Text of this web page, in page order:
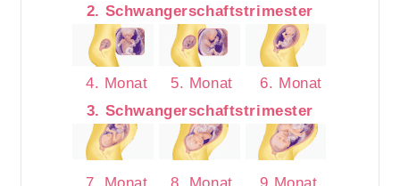
2. Schwangerschaftstrimester
4. Monat 5. Monat
6. Monat
3. Schwangerschaftstrimester
7. Monat 8. Monat 9.Monat